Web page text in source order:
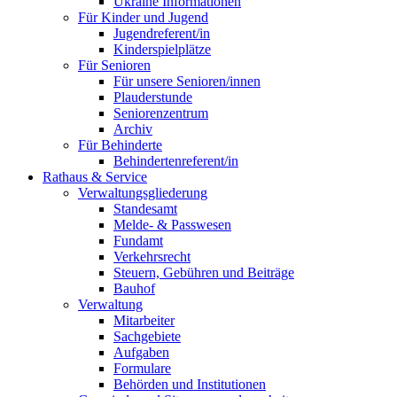
Für Kinder und Jugend
Jugendreferent/in
Kinderspielplätze
Für Senioren
Für unsere Senioren/innen
Plauderstunde
Seniorenzentrum
Archiv
Für Behinderte
Behindertenreferent/in
Rathaus & Service
Verwaltungsgliederung
Standesamt
Melde- & Passwesen
Fundamt
Verkehrsrecht
Steuern, Gebühren und Beiträge
Bauhof
Verwaltung
Mitarbeiter
Sachgebiete
Aufgaben
Formulare
Behörden und Institutionen